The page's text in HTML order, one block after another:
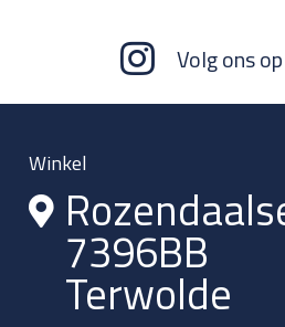
Volg ons op
Winkel
7396BB
Terwolde